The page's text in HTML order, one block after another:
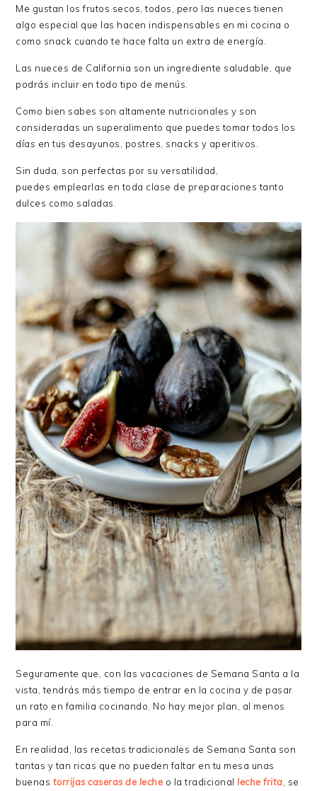
Me gustan los frutos secos, todos, pero las nueces tienen
algo especial que las hacen indispensables en mi cocina o
como snack cuando te hace falta un extra de energía.
Las nueces de California son un ingrediente saludable, que
podrás incluir en todo tipo de menús.
Como bien sabes son altamente nutricionales y son
consideradas un superalimento que puedes tomar todos los
días en tus desayunos, postres, snacks y aperitivos.
Sin duda, son perfectas por su versatilidad,
puedes emplearlas en toda clase de preparaciones tanto
dulces como saladas.
Seguramente que, con las vacaciones de Semana Santa a la
vista, tendrás más tiempo de entrar en la cocina y de pasar
un rato en familia cocinando. No hay mejor plan, al menos
para mí.
En realidad, las recetas tradicionales de Semana Santa son
tantas y tan ricas que no pueden faltar en tu mesa unas
buenas torrijas caseras de leche o la tradicionalleche frita , se